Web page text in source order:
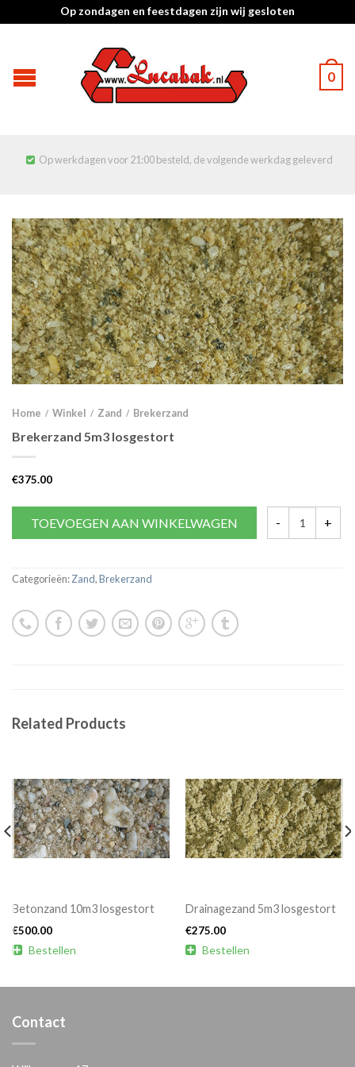
Op zondagen en feestdagen zijn wij gesloten
0
 Op werkdagen voor 21:00 besteld, de volgende werkdag geleverd
Home / Winkel / Zand / Brekerzand
Brekerzand 5m3 losgestort
€375.00
TOEVOEGEN AAN WINKELWAGEN
Categorieën:Zand,Brekerzand
Related Products
Betonzand 10m3 losgestort
€500.00
 Bestellen
Drainagezand 5m3 losgestort
€275.00
 Bestellen
Contact